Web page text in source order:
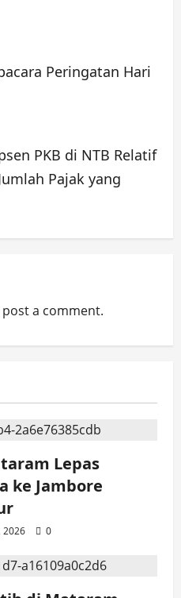
Peringatan Hari
PKB di NTB Relatif
Pajak yang
a comment.
Lepas
ke Jambore
2026
0